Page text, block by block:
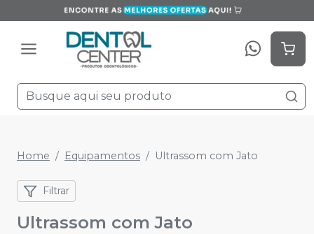
Home Equipamentos Ultrassom com Jato
Filtrar
Ultrassom com Jato